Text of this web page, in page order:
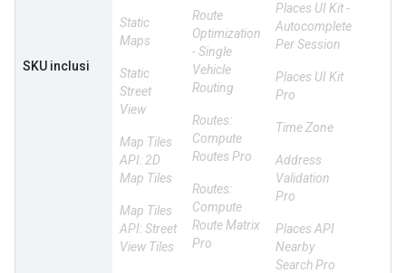
SKU inclusi
Static
Maps
Static
Street
View
Map Tiles
API: 2D
Map Tiles
Map Tiles
API: Street
View Tiles
Route
Optimization
- Single
Vehicle
Routing
Routes:
Compute
Routes Pro
Routes:
Compute
Route Matrix
Pro
Places UI Kit -
Autocomplete
Per Session
Places UI Kit
Pro
Time Zone
Address
Validation
Pro
Places API
Nearby
Search Pro